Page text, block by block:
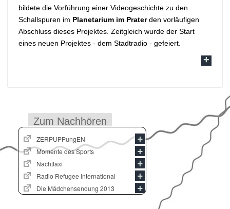
bildete die Vorführung einer Videogeschichte zu den
Schallspuren im Planetarium im Praterden vorläufigen
Abschluss dieses Projektes. Zeitgleich wurde der Start
eines neuen Projektes - dem Stadtradio - gefeiert.
Zum Nachhören
ZERPUPPungEN
Momente des Sports
Nachttaxi
Radio Refugee International
Die Mädchensendung 2013